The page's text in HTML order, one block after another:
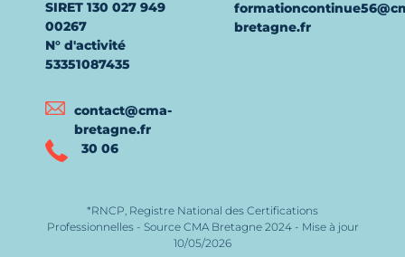
SIRET 130 027 949
00267
N° d'activité
53351087435
contact@cma-
bretagne.fr
30 06
bretagne.fr
*RNCP, Registre National des Certifications
Professionnelles - Source CMA Bretagne 2024 - Mise à jour
10/05/2026